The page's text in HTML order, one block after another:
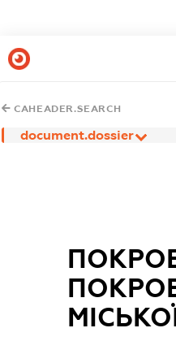
CAHEADER.SEARCH
document.dossier